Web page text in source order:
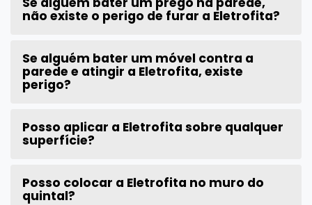
não existe o perigo de furar a Eletrofita?
Se alguém bater um móvel contra a
parede e atingir a Eletrofita, existe
perigo?
Posso aplicar a Eletrofita sobre qualquer
superfície?
Posso colocar a Eletrofita no muro do
quintal?